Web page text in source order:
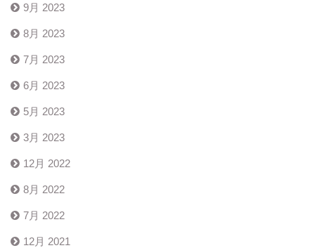
9月 2023
8月 2023
7月 2023
6月 2023
5月 2023
3月 2023
12月 2022
8月 2022
7月 2022
12月 2021